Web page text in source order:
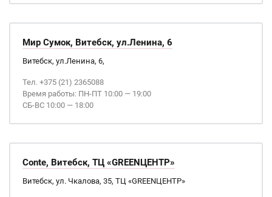
Мир Сумок, Витебск, ул.Ленина, 6
Витебск, ул.Ленина, 6,
Тел. +375 (21) 2365088
Время работы: ПН-ПТ 10:00 — 19:00
СБ-ВС 10:00 — 18:00
Conte, Витебск, ТЦ «GREENЦЕНТР»
Витебск, ул. Чкалова, 35, ТЦ «GREENЦЕНТР»